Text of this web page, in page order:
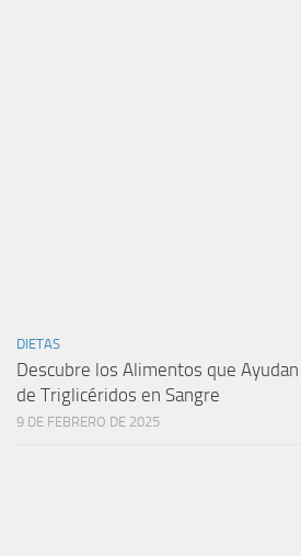
DIETAS
Descubre los Alimentos que
de Triglicéridos en Sangre
9 DE FEBRERO DE 2025